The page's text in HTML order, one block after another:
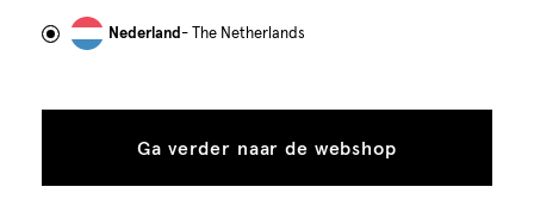
om advertenties te personaliseren...
tonen
toestaan
Nederland- The Netherlands
Ga verder naar de webshop